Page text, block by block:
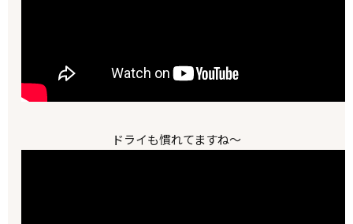
ドライも慣れてますね～